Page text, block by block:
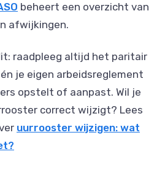
beheert een overzicht van
afwijkingen.
raadpleeg altijd het paritair
je eigen arbeidsreglement
opstelt of aanpast. Wil je
correct wijzigt? Lees
uurrooster wijzigen: wat